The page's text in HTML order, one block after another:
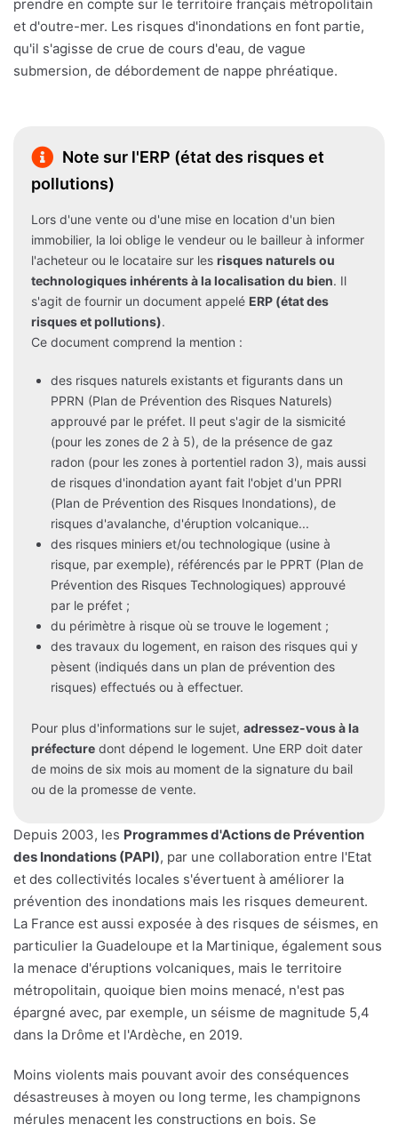
prendre en compte sur le territoire français métropolitain
et d'outre-mer. Les risques d'inondations en font partie,
qu'il s'agisse de crue de cours d'eau, de vague
submersion, de débordement de nappe phréatique.
Note sur l'ERP (état des risques et
pollutions)
Lors d'une vente ou d'une mise en location d'un bien
immobilier, la loi oblige le vendeur ou le bailleur à informer
l'acheteur ou le locataire sur les risques naturels ou
technologiques inhérents à la localisation du bien. Il
s'agit de fournir un document appelé ERP (état des
risques et pollutions).
Ce document comprend la mention :
des risques naturels existants et figurants dans un
PPRN (Plan de Prévention des Risques Naturels)
approuvé par le préfet. Il peut s'agir de la sismicité
(pour les zones de 2 à 5), de la présence de gaz
radon (pour les zones à portentiel radon 3), mais aussi
de risques d'inondation ayant fait l'objet d'un PPRI
(Plan de Prévention des Risques Inondations), de
risques d'avalanche, d'éruption volcanique...
des risques miniers et/ou technologique (usine à
risque, par exemple), référencés par le PPRT (Plan de
Prévention des Risques Technologiques) approuvé
par le préfet ;
du périmètre à risque où se trouve le logement ;
des travaux du logement, en raison des risques qui y
pèsent (indiqués dans un plan de prévention des
risques) effectués ou à effectuer.
Pour plus d'informations sur le sujet, adressez-vous à la
préfecture dont dépend le logement. Une ERP doit dater
de moins de six mois au moment de la signature du bail
ou de la promesse de vente.
Depuis 2003, les Programmes d'Actions de Prévention
des Inondations (PAPI), par une collaboration entre l'Etat
et des collectivités locales s'évertuent à améliorer la
prévention des inondations mais les risques demeurent.
La France est aussi exposée à des risques de séismes, en
particulier la Guadeloupe et la Martinique, également sous
la menace d'éruptions volcaniques, mais le territoire
métropolitain, quoique bien moins menacé, n'est pas
épargné avec, par exemple, un séisme de magnitude 5,4
dans la Drôme et l'Ardèche, en 2019.
Moins violents mais pouvant avoir des conséquences
désastreuses à moyen ou long terme, les champignons
mérules menacent les constructions en bois. Se